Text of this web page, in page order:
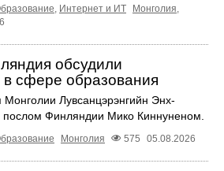
Интернет и ИТ Монголия
обсудили
в сфере образования
Лувсанцэрэнгийн Энх-
послом Финляндии Мико Киннуненом.
Монголия 575 05.08.2026